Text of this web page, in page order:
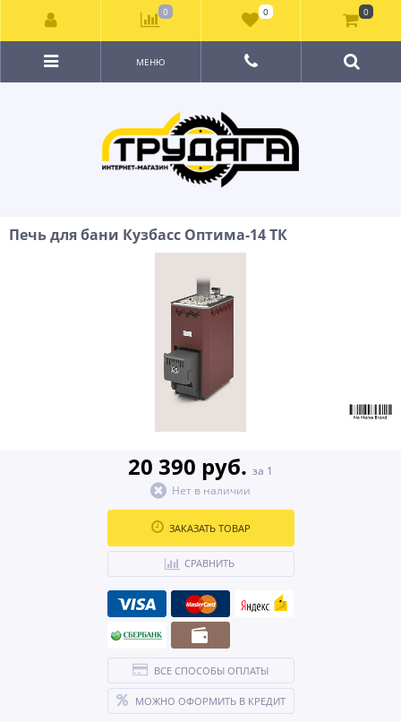
МЕНЮ
Печь для бани Кузбасс Оптима-14 ТК
20 390 руб. за 1
Нет в наличии
ЗАКАЗАТЬ ТОВАР
СРАВНИТЬ
ВСЕ СПОСОБЫ ОПЛАТЫ
МОЖНО ОФОРМИТЬ В КРЕДИТ
0 0 0